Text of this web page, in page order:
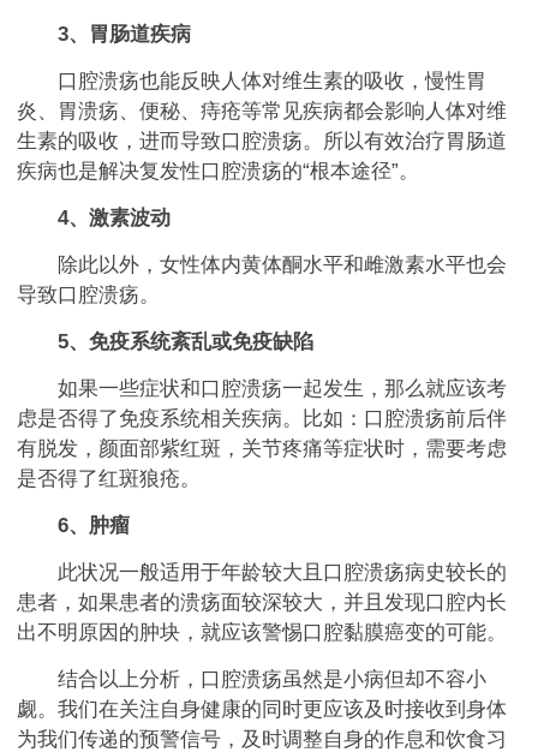
3、胃肠道疾病
口腔溃疡也能反映人体对维生素的吸收，慢性胃
炎、胃溃疡、便秘、痔疮等常见疾病都会影响人体对维
生素的吸收，进而导致口腔溃疡。所以有效治疗胃肠道
疾病也是解决复发性口腔溃疡的“根本途径”。
4、激素波动
除此以外，女性体内黄体酮水平和雌激素水平也会
导致口腔溃疡。
5、免疫系统紊乱或免疫缺陷
如果一些症状和口腔溃疡一起发生，那么就应该考
虑是否得了免疫系统相关疾病。比如：口腔溃疡前后伴
有脱发，颜面部紫红斑，关节疼痛等症状时，需要考虑
是否得了红斑狼疮。
6、肿瘤
此状况一般适用于年龄较大且口腔溃疡病史较长的
患者，如果患者的溃疡面较深较大，并且发现口腔内长
出不明原因的肿块，就应该警惕口腔黏膜癌变的可能。
结合以上分析，口腔溃疡虽然是小病但却不容小
觑。我们在关注自身健康的同时更应该及时接收到身体
为我们传递的预警信号，及时调整自身的作息和饮食习